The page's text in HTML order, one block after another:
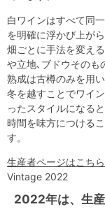
白ワインはすべて同
を明確に浮かび上が
畑ごとに手法を変え
や立地､ブドウそのも
熟成は古樽のみを用
冬を越すことでワイ
ったスタイルになる
時間を味方につける
す。
生産者ページはこちら
Vintage 2022
2022年は、生産